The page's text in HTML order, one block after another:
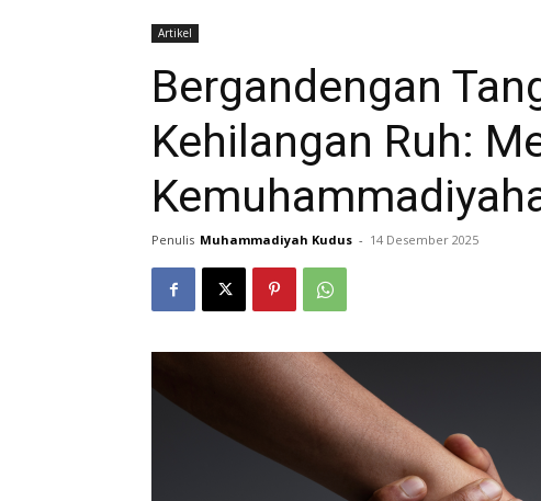
Artikel
Bergandengan
Kehilangan Ruh:
Penulis Muhammadiyah Kudus - 14 Desember 2025